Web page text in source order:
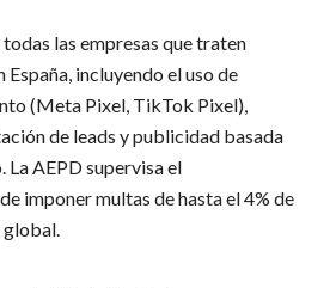
todas las empresas que traten
España, incluyendo el uso de
(Meta Pixel, TikTok Pixel),
de leads y publicidad basada
AEPD supervisa el
imponer multas de hasta el 4% de
global.